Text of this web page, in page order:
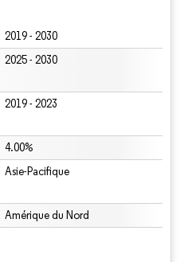
2019 - 2030
2025 - 2030
2019 - 2023
4.00%
Asie-Pacifique
Amérique du Nord